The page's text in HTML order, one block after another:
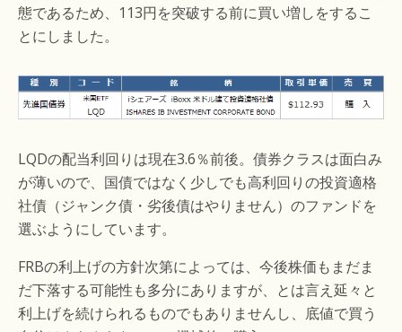
態であるため、113円を突破する前に買い増しをするこ
とにしました。
LQDの配当利回りは現在3.6％前後。債券クラスは面白み
が薄いので、国債ではなく少しでも高利回りの投資適格
社債（ジャンク債・劣後債はやりません）のファンドを
選ぶようにしています。
FRBの利上げの方針次第によっては、今後株価もまだま
だ下落する可能性も多分にありますが、とは言え延々と
利上げを続けられるものでもありませんし、底値で買う